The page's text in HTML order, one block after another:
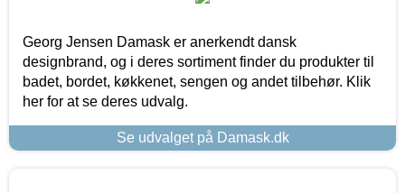
Georg Jensen Damask er anerkendt dansk
designbrand, og i deres sortiment finder du produkter til
badet, bordet, køkkenet, sengen og andet tilbehør. Klik
her for at se deres udvalg.
Se udvalget på Damask.dk